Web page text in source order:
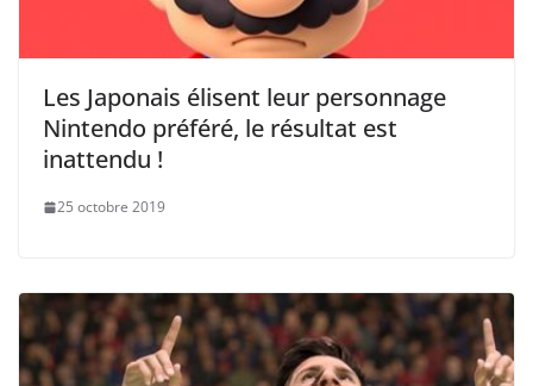
Les Japonais élisent leur personnage
Nintendo préféré, le résultat est
inattendu !
25 octobre 2019